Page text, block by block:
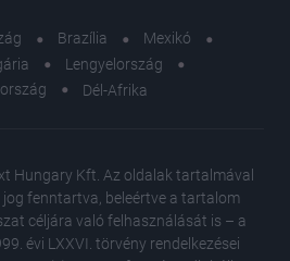
Brazília
Mexikó
Lengyelország
Dél-Afrika
Hungary Kft. Az oldalak tartalmával
fenntartva, beleértve a tartalom
céljára való felhasználását is – a
évi LXXVI. törvény rendelkezései